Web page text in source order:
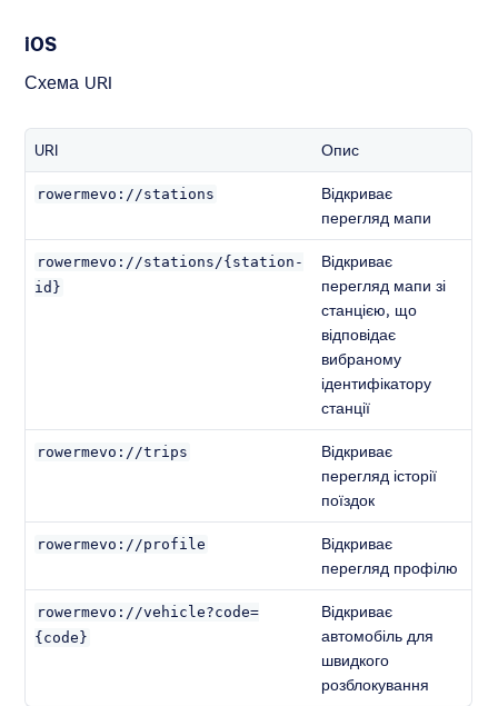
iOS
Схема URI
URI Опис
rowermevo ://stations
Відкриває
перегляд мапи
rowermevo://stations/{station-
id}
Відкриває
перегляд мапи зі
станцією, що
відповідає
вибраному
ідентифікатору
станції
rowermevo ://trips
Відкриває
перегляд історії
поїздок
rowermevo ://profile
Відкриває
перегляд профілю
rowermevo://vehicle?code=
{code}
Відкриває
автомобіль для
швидкого
розблокування